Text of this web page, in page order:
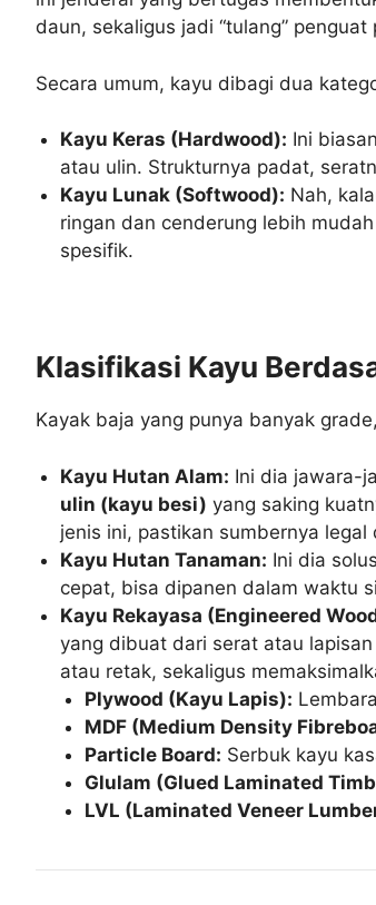
daun, sekaligus jadi “tulang”
Secara umum, kayu dibagi dua
Kayu Keras (Hardwood): Ini
atau ulin. Strukturnya padat,
Kayu Lunak (Softwood): Nah,
ringan dan cenderung lebih
spesifik.
Klasifikasi Kayu
Kayak baja yang punya banyak
Kayu Hutan Alam: Ini dia jawara-
ulin (kayu besi) yang saking
jenis ini, pastikan sumbernya
Kayu Hutan Tanaman: Ini dia
cepat, bisa dipanen dalam waktu
Kayu Rekayasa (Engineered
yang dibuat dari serat atau
atau retak, sekaligus
Plywood (Kayu Lapis):
MDF (Medium Density
Particle Board: Serbuk kayu
Glulam (Glued Laminated
LVL (Laminated Veneer